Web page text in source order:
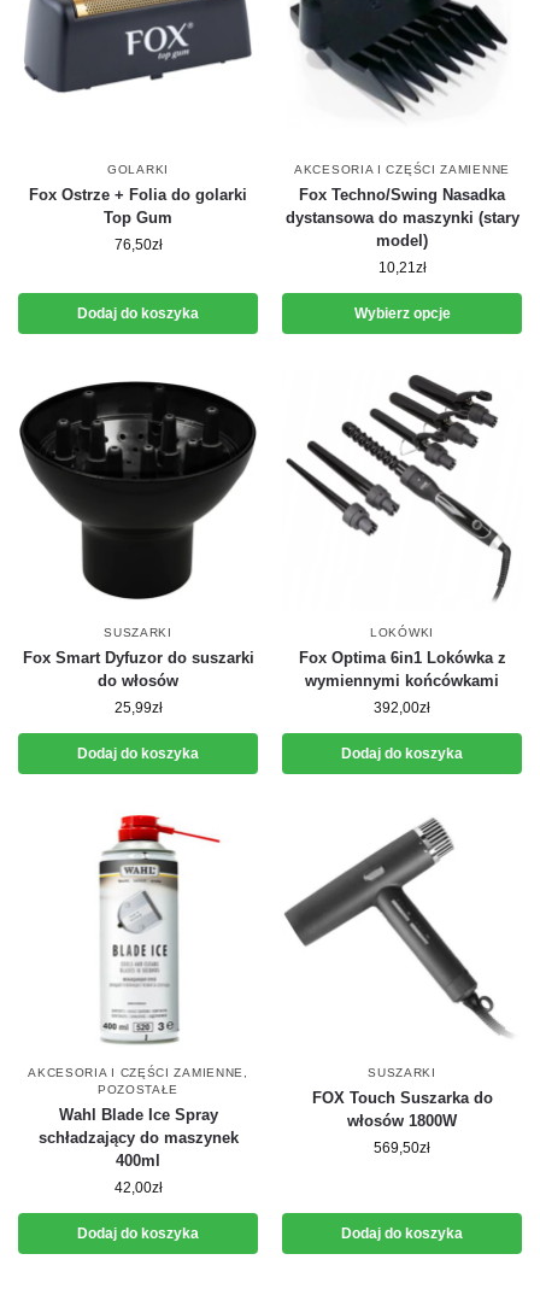
GOLARKI
Fox Ostrze + Folia do golarki
Top Gum
76,50zł
Dodaj do koszyka
AKCESORIA I CZĘŚCI ZAMIENNE
Fox Techno/Swing Nasadka
dystansowa do maszynki (stary
model)
10,21zł
Wybierz opcje
SUSZARKI
Fox Smart Dyfuzor do suszarki
do włosów
25,99zł
Dodaj do koszyka
LOKÓWKI
Fox Optima 6in1 Lokówka z
wymiennymi końcówkami
392,00zł
Dodaj do koszyka
AKCESORIA I CZĘŚCI ZAMIENNE
POZOSTAŁE
Wahl Blade Ice Spray
schładzający do maszynek
400ml
42,00zł
Dodaj do koszyka
SUSZARKI
FOX Touch Suszarka do
włosów 1800W
569,50zł
Dodaj do koszyka